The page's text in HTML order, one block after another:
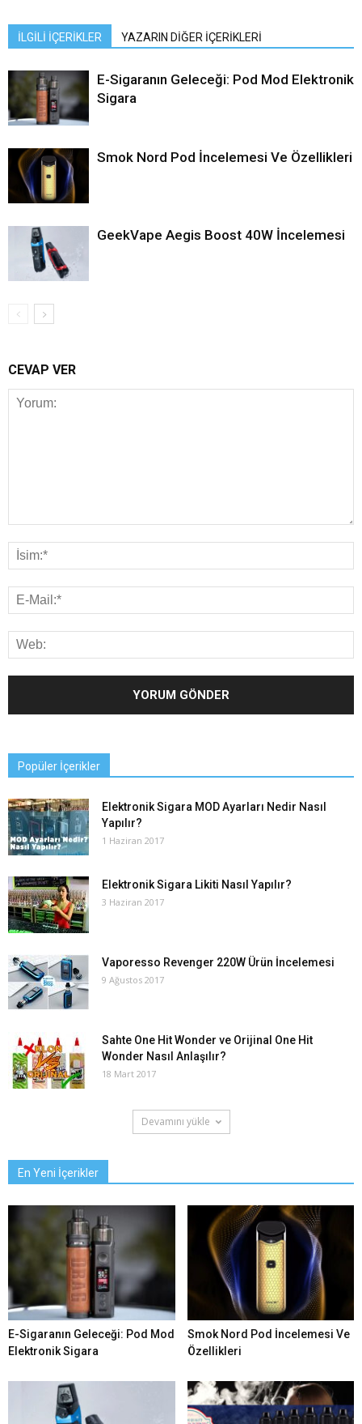
İLGİLİ İÇERİKLER YAZARIN DİĞER İÇERİKLERİ
E-Sigaranın Geleceği: Pod Mod Elektronik
Sigara
Smok Nord Pod İncelemesi Ve Özellikleri
GeekVape Aegis Boost 40W İncelemesi
CEVAP VER
Popüler İçerikler
Elektronik Sigara MOD Ayarları Nedir Nasıl
Yapılır?
1 Haziran 2017
Elektronik Sigara Likiti Nasıl Yapılır?
3 Haziran 2017
Vaporesso Revenger 220W Ürün İncelemesi
9 Ağustos 2017
Sahte One Hit Wonder ve Orijinal One Hit
Wonder Nasıl Anlaşılır?
18 Mart 2017
Devamını yükle
En Yeni İçerikler
E-Sigaranın Geleceği: Pod Mod
Elektronik Sigara
Smok Nord Pod İncelemesi Ve
Özellikleri